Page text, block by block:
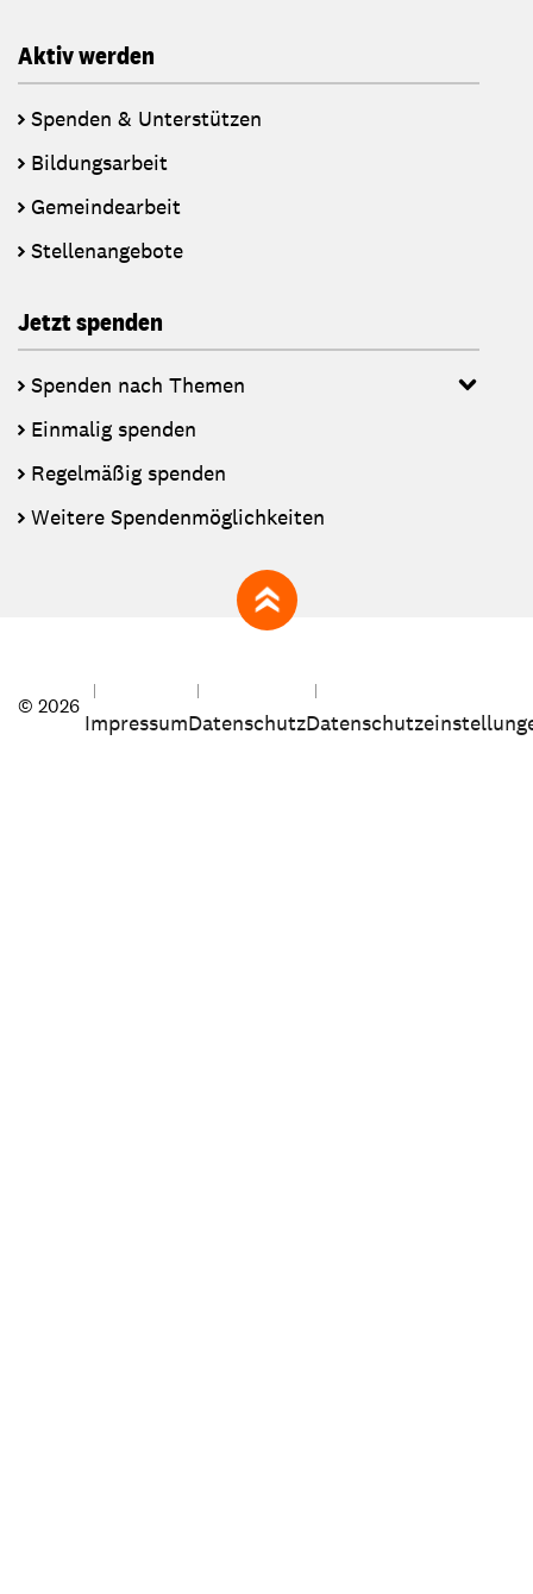
Aktiv werden
Spenden & Unterstützen
Bildungsarbeit
Gemeindearbeit
Stellenangebote
Jetzt spenden
Spenden nach Themen
Einmalig spenden
Regelmäßig spenden
Weitere Spendenmöglichkeiten
zum Seitenanfang
© 2026
ImpressumDatenschutz